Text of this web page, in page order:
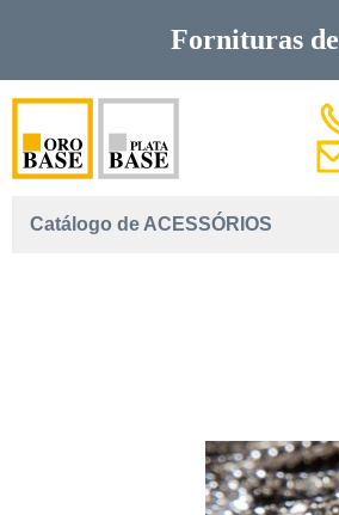
Fornituras de
Catálogo de ACESSÓRIOS